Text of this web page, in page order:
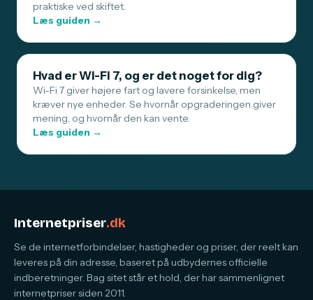
praktiske ved skiftet.
Læs guiden →
Hvad er Wi-Fi 7, og er det noget for dig?
Wi-Fi 7 giver højere fart og lavere forsinkelse, men
kræver nye enheder. Se hvornår opgraderingen giver
mening, og hvornår den kan vente.
Læs guiden →
Internetpriser.dk
Se de internetforbindelser, hastigheder og priser, der reelt kan
leveres på din adresse, baseret på udbydernes officielle
indberetninger. Bag sitet står et hold, der har sammenlignet
internetpriser siden 2011.